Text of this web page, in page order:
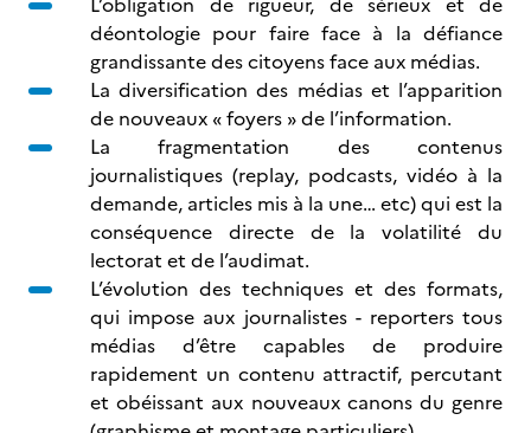
déontologie pour faire face à la défiance
grandissante des citoyens face aux médias.
La diversification des médias et l’apparition
de nouveaux « foyers » de l’information.
La fragmentation des contenus
journalistiques (replay, podcasts, vidéo à la
demande, articles mis à la une… etc) qui est la
conséquence directe de la volatilité du
lectorat et de l’audimat.
L’évolution des techniques et des formats,
qui impose aux journalistes - reporters tous
médias d’être capables de produire
rapidement un contenu attractif, percutant
et obéissant aux nouveaux canons du genre